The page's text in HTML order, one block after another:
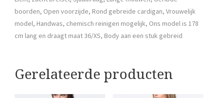
boorden, Open voorzijde, Rond gebreide cardigan, Vrouwelijk
model, Handwas, chemisch reinigen mogelijk, Ons model is 178
cm lang en draagt maat 36/XS, Body aan een stuk gebreid
Gerelateerde producten